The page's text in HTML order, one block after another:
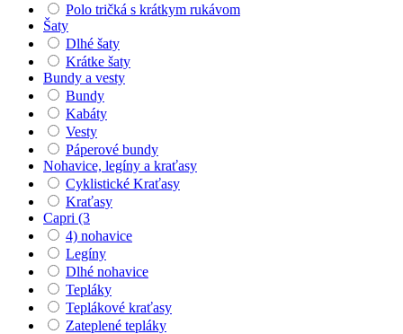
Polo tričká s krátkym rukávom
Šaty
Dlhé šaty
Krátke šaty
Bundy a vesty
Bundy
Kabáty
Vesty
Páperové bundy
Nohavice, legíny a kraťasy
Cyklistické Kraťasy
Kraťasy
Capri (3
4) nohavice
Legíny
Dlhé nohavice
Tepláky
Teplákové kraťasy
Zateplené tepláky